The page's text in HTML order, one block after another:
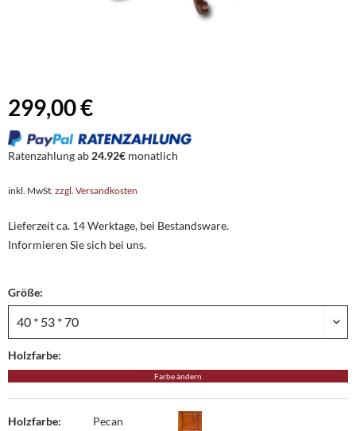
299,00 €
Ratenzahlung ab 24.92€ monatlich
inkl. MwSt. zzgl. Versandkosten
Lieferzeit ca. 14 Werktage, bei Bestandsware.
Informieren Sie sich bei uns.
Größe:
Holzfarbe:
Farbe ändern
Holzfarbe: Pecan